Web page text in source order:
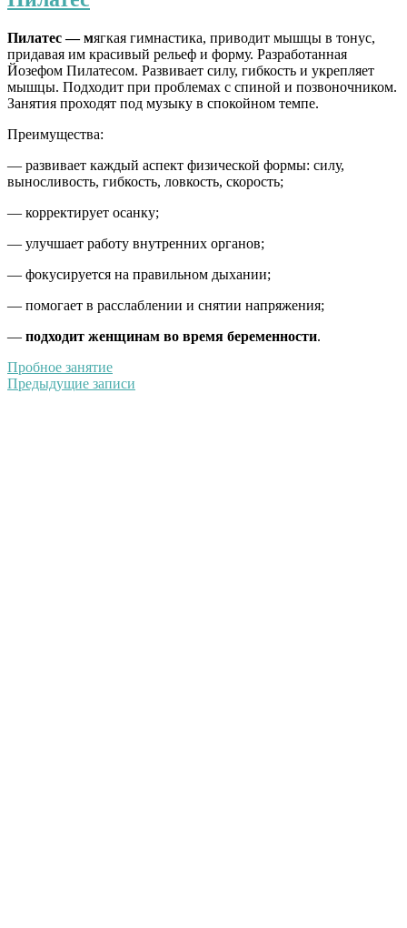
Пилатес — мягкая гимнастика, приводит мышцы в тонус,
придавая им красивый рельеф и форму. Разработанная
Йозефом Пилатесом. Развивает силу, гибкость и укрепляет
мышцы. Подходит при проблемах с спиной и позвоночником.
Занятия проходят под музыку в спокойном темпе.
Преимущества:
— развивает каждый аспект физической формы: силу,
выносливость, гибкость, ловкость, скорость;
— корректирует осанку;
— улучшает работу внутренних органов;
— фокусируется на правильном дыхании;
— помогает в расслаблении и снятии напряжения;
— подходит женщинам во время беременности.
Пробное занятие
Предыдущие записи